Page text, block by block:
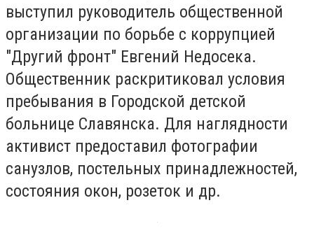
выступил руководитель общественной
организации по борьбе с коррупцией
"Другий фронт" Евгений Недосека.
Общественник раскритиковал условия
пребывания в Городской детской
больнице Славянска. Для наглядности
активист предоставил фотографии
санузлов, постельных принадлежностей,
состояния окон, розеток и др.